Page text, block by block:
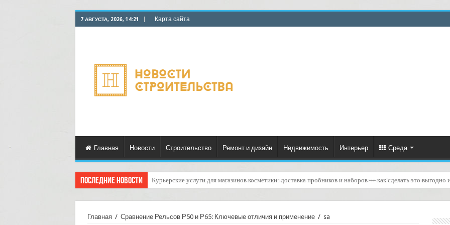
7 АВГУСТА, 2026, 14:21 Карта сайта
Главная Новости Строительство Ремонт и дизайн Недвижимость Интерьер Среда
Последние новости Курьерские услуги для магазинов косметики: доставка пробников и наборов — как сделать это выгодно
Как организовать доставку с привязкой к временным слотам клиента: практический план шаг за шагом
Главная / Сравнение Рельсов Р50 и Р65: Ключевые отличия и применение / sa